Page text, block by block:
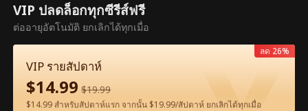
ตอนนี้เป็นตอนพรีเมียม กรุณาปลดล็อก
เพื่อรับชม
VIP ปลดล็อกทุกซีรีส์ฟรี
ต่ออายุอัตโนมัติ ยกเลิกได้ทุกเมื่อ
VIP รายสัปดาห์
$14.99 $19.99
$14.99 สำหรับสัปดาห์แรก จากนั้น $19.99/สัปดาห์ ยกเลิกได้ทุกเมื่อ
ลด 26%